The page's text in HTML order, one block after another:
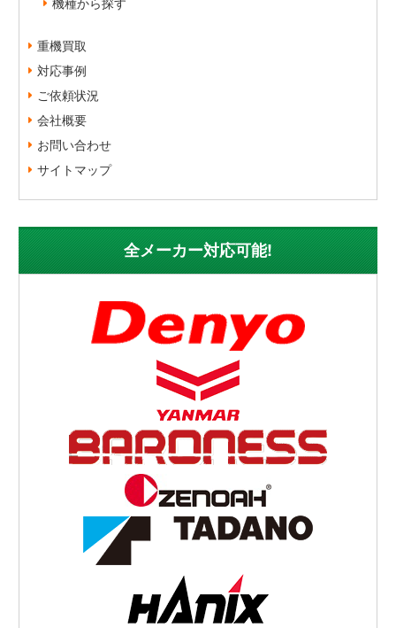
重機買取
対応事例
ご依頼状況
会社概要
お問い合わせ
サイトマップ
全メーカー対応可能!